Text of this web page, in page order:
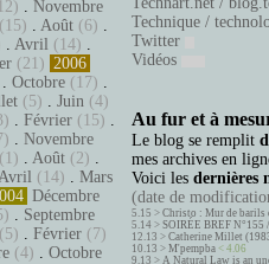
. Novembre
(15) . Août (6) .
. Avril (14) .
(21) 2006
. Octobre (17) .
(5) . Juin (4)
. Février (15) .
. Novembre
(1) . Août (2) .
(14) . Mars
Décembre
. Septembre
(5) . Février (7)
(4) . Octobre
Technique /
Twitter
Vidéos
Au fur et à
Le blog se remplit
mes archives en
Voici les dernières
(date de
5.15 > Christo : Mur de barils
5.14 > SOIRÉE BREF
12.13 > Catherine Millet
10.13 > M'pempba < 4.06
9.13 > A Natural Law is an